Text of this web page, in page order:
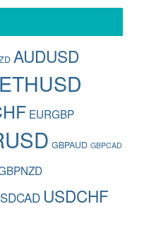
AUDUSD
ETHUSD
EURGBP
GBPAUD GBPCAD
USDCHF